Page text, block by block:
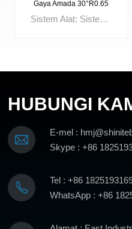
Gaya Amada 30°R0.65
Sistem Alat: Sistem AmadaSudut: 30°Jejari: R0.65mmKetinggian Berkesan: 128mmJumlah Tinggi: 158mmBeban maksimum: 800kN/mBahan: 42CrMo4
LEBIH LANJUT
HUBUNGI
E-mel :
Skype : +86
Tel : +86
WhatsApp : +86